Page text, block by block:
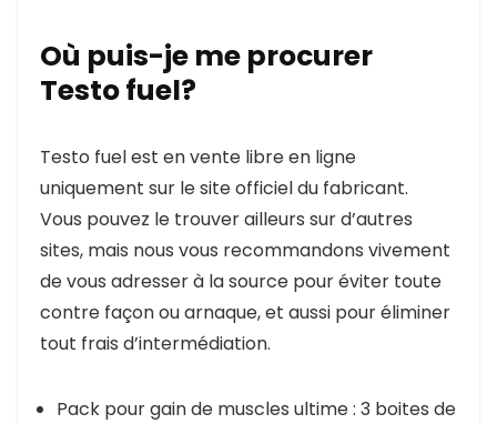
Où puis-je me procurer
Testo fuel?
Testo fuel est en vente libre en ligne
uniquement sur le site officiel du fabricant.
Vous pouvez le trouver ailleurs sur d’autres
sites, mais nous vous recommandons vivement
de vous adresser à la source pour éviter toute
contre façon ou arnaque, et aussi pour éliminer
tout frais d’intermédiation.
Pack pour gain de muscles ultime : 3 boites de